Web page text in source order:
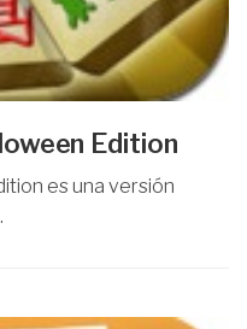
Edition
es una versión